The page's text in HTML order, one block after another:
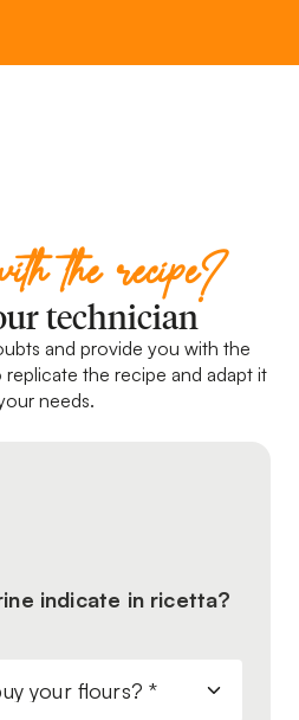
the recipe?
technician
and provide you with the
the recipe and adapt it
needs.
indicate in ricetta?